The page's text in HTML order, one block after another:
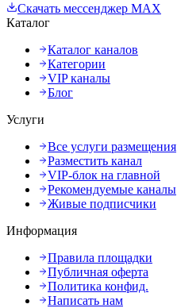
Скачать мессенджер MAX
Каталог
Каталог каналов
Категории
VIP каналы
Блог
Услуги
Все услуги размещения
Разместить канал
VIP-блок на главной
Рекомендуемые каналы
Живые подписчики
Информация
Правила площадки
Публичная оферта
Политика конфид.
Написать нам